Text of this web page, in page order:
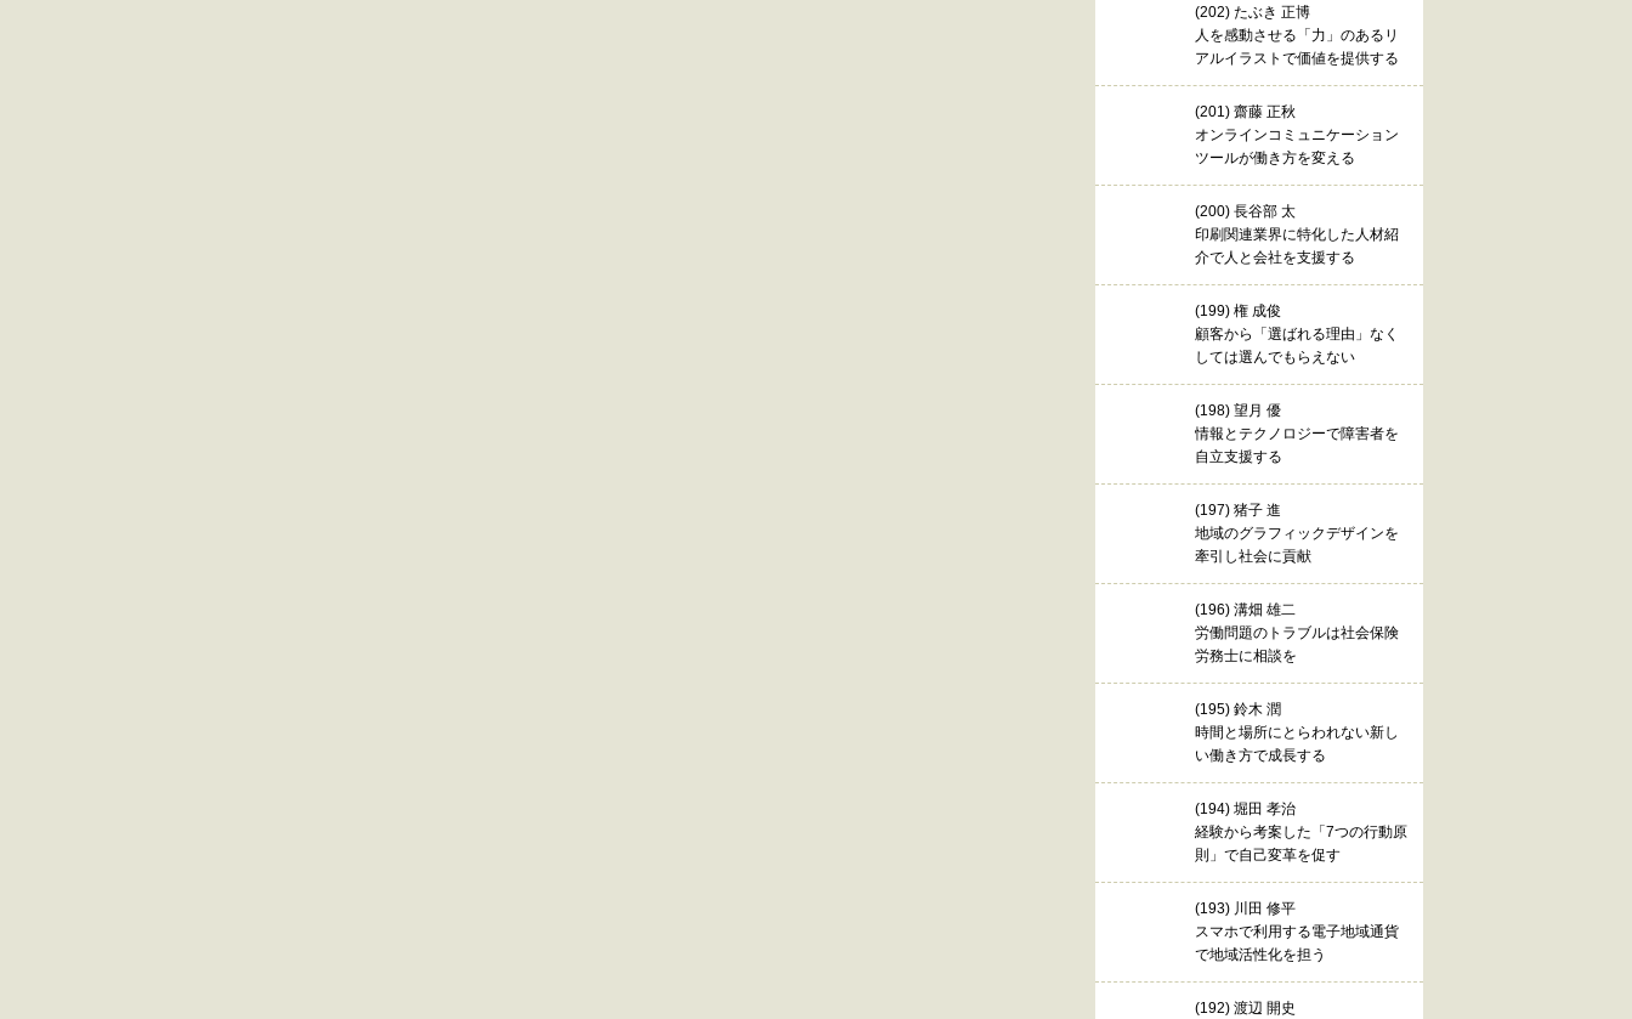
(202) たぶき 正博
人を感動させる「力」のあるリ
アルイラストで価値を提供する
(201) 齋藤 正秋
オンラインコミュニケーション
ツールが働き方を変える
(200) 長谷部 太
印刷関連業界に特化した人材紹
介で人と会社を支援する
(199) 権 成俊
顧客から「選ばれる理由」なく
しては選んでもらえない
(198) 望月 優
情報とテクノロジーで障害者を
自立支援する
(197) 猪子 進
地域のグラフィックデザインを
牽引し社会に貢献
(196) 溝畑 雄二
労働問題のトラブルは社会保険
労務士に相談を
(195) 鈴木 潤
時間と場所にとらわれない新し
い働き方で成長する
(194) 堀田 孝治
経験から考案した「7つの行動原
則」で自己変革を促す
(193) 川田 修平
スマホで利用する電子地域通貨
で地域活性化を担う
(192) 渡辺 開史